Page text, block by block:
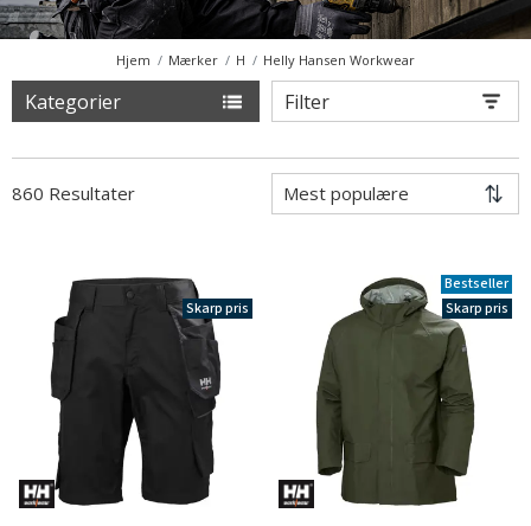
Hjem Mærker H Helly Hansen Workwear
Kategorier Filter
860 Resultater
Skarp pris
Bestseller
Skarp pris